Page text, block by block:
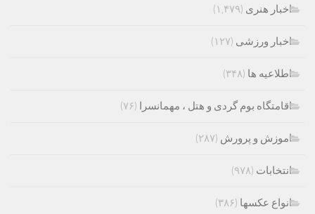
اخبار هنری (۱,۴۷۹)
اخبار ورزشی (۱۲۷)
اطلاعیه ها (۳۴۸)
اقامتگاه بوم گردی و هتل ، مهمانسرا (۷۶)
اموزش و پرورش (۲۸۷)
انتخابات (۹۷۸)
انواع عکسها (۳۸۶)